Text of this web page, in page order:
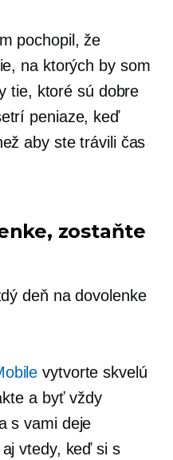
pochopil, že
na ktorých by som
tie, ktoré sú dobre
peniaze, keď
aby ste trávili čas
zostaňte
deň na dovolenke
vytvorte skvelú
a byť vždy
s vami deje
vtedy, keď si s